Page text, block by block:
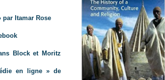
par Itamar Rose
Block et Moritz
en ligne » de